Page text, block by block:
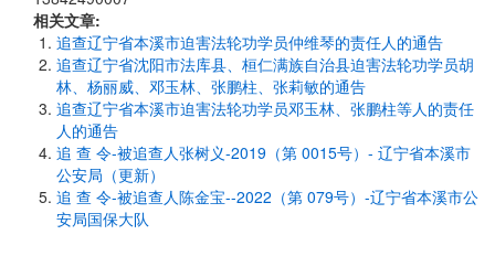
相关文章:
追查辽宁省本溪市迫害法轮功学员仲维琴的责任人的通告
追查辽宁省沈阳市法库县、桓仁满族自治县迫害法轮功学员胡
林、杨丽威、邓玉林、张鹏柱、张莉敏的通告
追查辽宁省本溪市迫害法轮功学员邓玉林、张鹏柱等人的责任
人的通告
追 查 令-被追查人张树义-2019（第 0015号）- 辽宁省本溪市
公安局（更新）
追 查 令-被追查人陈金宝--2022（第 079号）-辽宁省本溪市公
安局国保大队